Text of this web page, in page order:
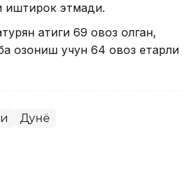
иштирок этмади.
атиги 69 овоз олган,
қозониш учун 64 овоз етарли
Дунё